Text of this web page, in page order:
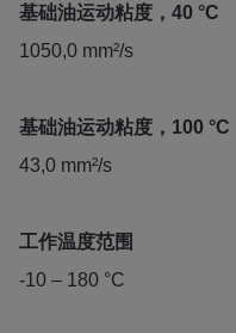
基础油运动粘度，40 °C
1050,0 mm²/s
基础油运动粘度，100 °C
43,0 mm²/s
工作温度范围
-10 – 180 °C